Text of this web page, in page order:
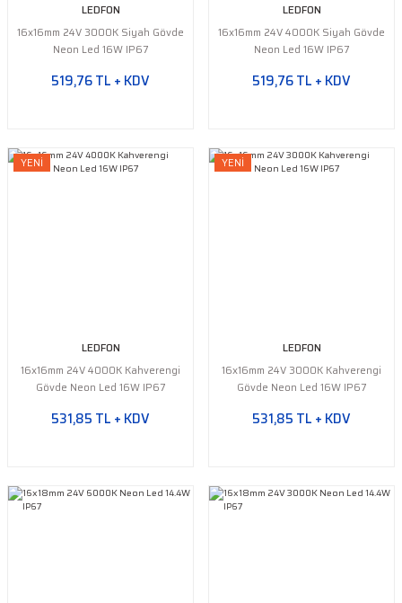
LEDFON
16x16mm 24V 3000K Siyah Gövde
Neon Led 16W IP67
519,76 TL + KDV
LEDFON
16x16mm 24V 4000K Siyah Gövde
Neon Led 16W IP67
519,76 TL + KDV
YENİ
LEDFON
16x16mm 24V 4000K Kahverengi
Gövde Neon Led 16W IP67
531,85 TL + KDV
YENİ
LEDFON
16x16mm 24V 3000K Kahverengi
Gövde Neon Led 16W IP67
531,85 TL + KDV